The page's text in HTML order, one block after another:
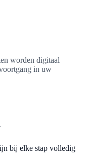
worden digitaal
in uw
bij elke stap volledig